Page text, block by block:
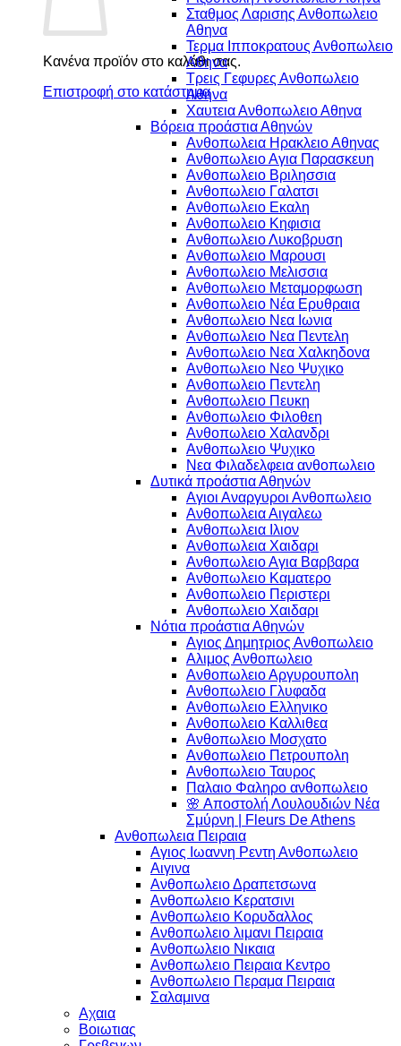
Κανένα προϊόν στο καλάθι σας.
Επιστροφή στο κατάστημα
Σταθμος Λαρισης Ανθοπωλειο
Αθηνα
Τερμα Ιπποκρατους Ανθοπωλειο
Αθηνα
Τρεις Γεφυρες Ανθοπωλειο
Αθηνα
Χαυτεια Ανθοπωλειο Αθηνα
Βόρεια προάστια Αθηνών
Ανθοπωλεια Ηρακλειο Αθηνας
Ανθοπωλειο Αγια Παρασκευη
Ανθοπωλειο Βριλησσια
Ανθοπωλειο Γαλατσι
Ανθοπωλειο Εκαλη
Ανθοπωλειο Κηφισια
Ανθοπωλειο Λυκοβρυση
Ανθοπωλειο Μαρουσι
Ανθοπωλειο Μελισσια
Ανθοπωλειο Μεταμορφωση
Ανθοπωλειο Νέα Ερυθραια
Ανθοπωλειο Νεα Ιωνια
Ανθοπωλειο Νεα Πεντελη
Ανθοπωλειο Νεα Χαλκηδονα
Ανθοπωλειο Νεο Ψυχικο
Ανθοπωλειο Πεντελη
Ανθοπωλειο Πευκη
Ανθοπωλειο Φιλοθεη
Ανθοπωλειο Χαλανδρι
Ανθοπωλειο Ψυχικο
Νεα Φιλαδελφεια ανθοπωλειο
Δυτικά προάστια Αθηνών
Αγιοι Αναργυροι Ανθοπωλειο
Ανθοπωλεια Αιγαλεω
Ανθοπωλεια Ιλιον
Ανθοπωλεια Χαιδαρι
Ανθοπωλειο Αγια Βαρβαρα
Ανθοπωλειο Καματερο
Ανθοπωλειο Περιστερι
Ανθοπωλειο Χαιδαρι
Νότια προάστια Αθηνών
Αγιος Δημητριος Ανθοπωλειο
Αλιμος Ανθοπωλειο
Ανθοπωλειο Αργυρουπολη
Ανθοπωλειο Γλυφαδα
Ανθοπωλειο Ελληνικο
Ανθοπωλειο Καλλιθεα
Ανθοπωλειο Μοσχατο
Ανθοπωλειο Πετρουπολη
Ανθοπωλειο Ταυρος
Παλαιο Φαληρο ανθοπωλειο
🌸 Αποστολή Λουλουδιών Νέα
Σμύρνη | Fleurs De Athens
Ανθοπωλεια Πειραια
Αγιος Ιωαννη Ρεντη Ανθοπωλειο
Αιγινα
Ανθοπωλειο Δραπετσωνα
Ανθοπωλειο Κερατσινι
Ανθοπωλειο Κορυδαλλος
Ανθοπωλειο λιμανι Πειραια
Ανθοπωλειο Νικαια
Ανθοπωλειο Πειραια Κεντρο
Ανθοπωλειο Περαμα Πειραια
Σαλαμινα
Αχαια
Βοιωτιας